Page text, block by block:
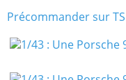
Précommander sur